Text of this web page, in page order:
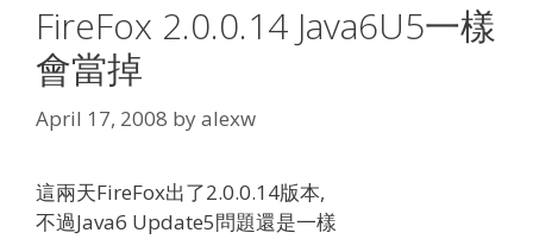
FireFox 2.0.0.14 Java6U5一樣
會當掉
April 17, 2008 byalexw
這兩天FireFox出了2.0.0.14版本,
不過Java6 Update5問題還是一樣